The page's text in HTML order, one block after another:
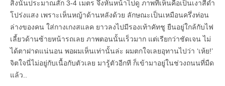
สิ่งนั้นประมาณสัก 3-4 เมตร จึงหันหน้าไปดู ภาพที่เห็นคือเป็นเงาสีดำ
โปร่งแสง เพราะเห็นหญ้าด้านหลังด้วย ลักษณะเป็นเหมือนครึ่งท่อน
ล่างของคน ใส่กางเกงสแลค ยาวลงไปมีรองเท้าคัทชู ยืนอยู่ใกล้กับไฟ
เลี้ยวด้านซ้ายหน้ารถเลย ภาพตอนนั้นเร็วมาก แต่เรียกว่าชัดเจน ไม่
ได้ตาฝาดแน่นอน พอผมเห็นเท่านั้นล่ะ ผมตกใจเลยอุทานไปว่า ‘เห้ย!’
จิตใจนี่ไม่อยู่กับเนื้อกับตัวเลย มารู้ตัวอีกที ก็เข้ามาอยู่ในช่วงถนนที่มืด
แล้ว..